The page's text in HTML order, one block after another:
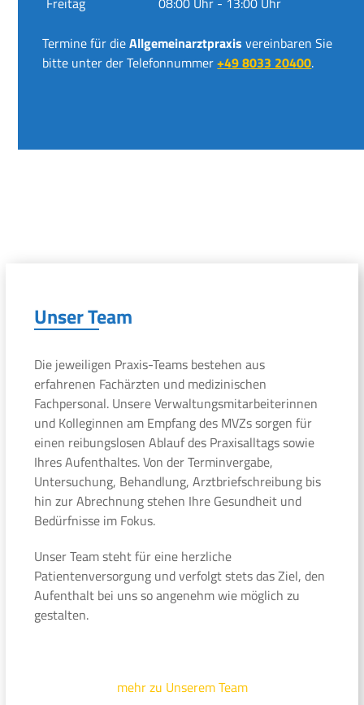
Termine für dieAllgemeinarztpraxis vereinbaren Sie
bitte unter der Telefonnummer+49 8033 20400.
Unser Team
Die jeweiligen Praxis-Teams bestehen aus
erfahrenen Fachärzten und medizinischen
Fachpersonal. Unsere Verwaltungsmitarbeiterinnen
und Kolleginnen am Empfang des MVZs sorgen für
einen reibungslosen Ablauf des Praxisalltags sowie
Ihres Aufenthaltes. Von der Terminvergabe,
Untersuchung, Behandlung, Arztbriefschreibung bis
hin zur Abrechnung stehen Ihre Gesundheit und
Bedürfnisse im Fokus.
Unser Team steht für eine herzliche
Patientenversorgung und verfolgt stets das Ziel, den
Aufenthalt bei uns so angenehm wie möglich zu
gestalten.
mehr zu Unserem Team